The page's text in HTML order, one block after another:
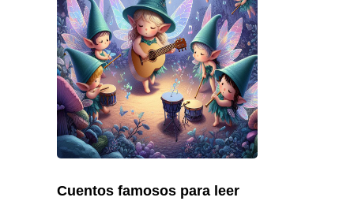
Cuentos famosos para leer